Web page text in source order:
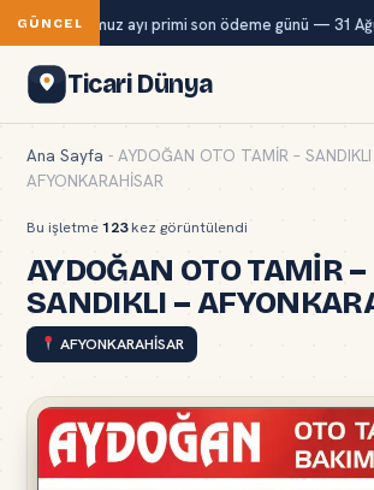
GÜNCEL
Bağ-Kur temmuz ayı primi son ödeme günü — 31
Ticari Dünya
Ana Sayfa - AYDOĞAN OTO TAMİR – SANDIKLI
AFYONKARAHİSAR
Bu işletme123kez görüntülendi
AYDOĞAN OTO TAMİR –
SANDIKLI –
AFYONKARAHİSAR